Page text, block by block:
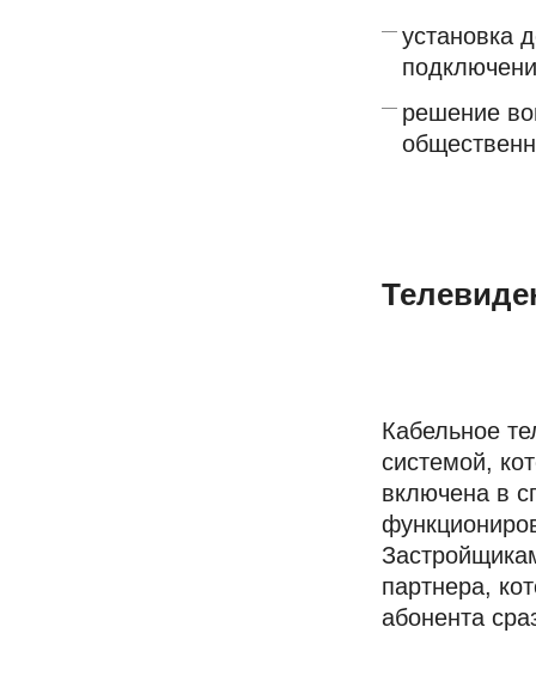
установка
решение
Кабельное
системой,
включена в
партнера,
абонента